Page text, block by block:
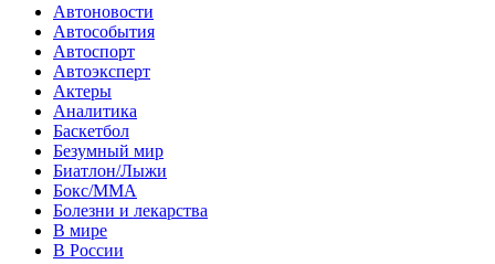
Автоновости
Автособытия
Автоспорт
Автоэксперт
Актеры
Аналитика
Баскетбол
Безумный мир
Биатлон/Лыжи
Бокс/MMA
Болезни и лекарства
В мире
В России